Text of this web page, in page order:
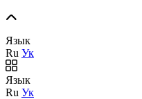
Язык
Ru Ук
Язык
Ru Ук